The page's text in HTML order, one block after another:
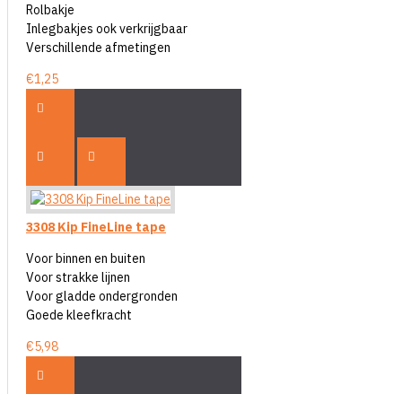
Rolbakje
Inlegbakjes ook verkrijgbaar
Verschillende afmetingen
€1,25
3308 Kip FineLine tape
Voor binnen en buiten
Voor strakke lijnen
Voor gladde ondergronden
Goede kleefkracht
€5,98